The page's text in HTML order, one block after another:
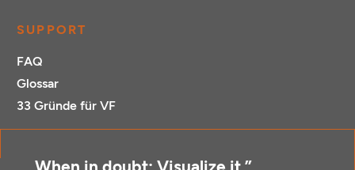
SUPPORT
FAQ
Glossar
33 Gründe für VF